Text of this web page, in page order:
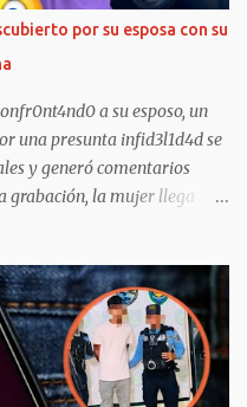
del puente Eustorgio
donde el joven
teoría todavía no ha sido
por su esposa con su
a su esposo, un
una presunta infid3l1d4d se
y generó comentarios
grabación, la mujer llega
de la esposa, decidió
GPS y llegó hasta el lugar
con 0tr4 persona.
en el hospital, resulta
rara que si no es por el